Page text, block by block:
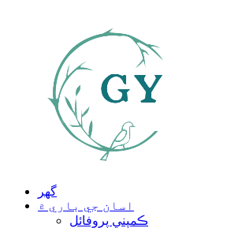
گهر
اسان جي باري ۾
ڪمپني پروفائل